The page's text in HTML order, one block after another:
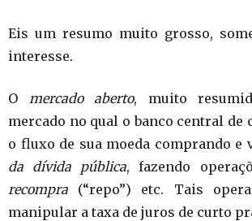
Eis um resumo muito grosso,
interesse.
O mercado aberto, muito
mercado no qual o banco central de
o fluxo de sua moeda comprando e
da dívida pública, fazendo
recompra (“repo”) etc. Tais
manipular a taxa de juros de curto